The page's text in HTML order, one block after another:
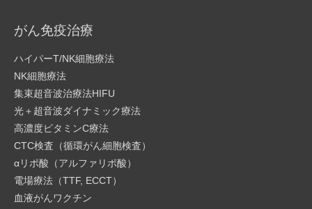
がん免疫治療
ハイパーT/NK細胞療法
NK細胞療法
集束超音波治療法HIFU
光＋超音波ダイナミック療法
高濃度ビタミンC療法
CTC検査（循環がん細胞検査）
αリポ酸（アルファリポ酸）
電場療法（TTF, ECCT）
血液がんワクチン